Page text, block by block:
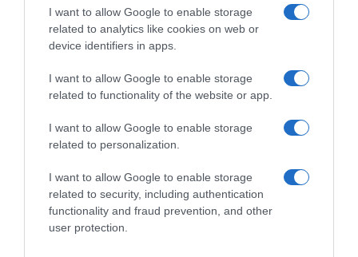
I want to allow Google to enable storage
related to analytics like cookies on web or
device identifiers in apps.
I want to allow Google to enable storage
related to functionality of the website or app.
I want to allow Google to enable storage
related to personalization.
I want to allow Google to enable storage
related to security, including authentication
functionality and fraud prevention, and other
user protection.
Παρακαλώ Περιμένετε...